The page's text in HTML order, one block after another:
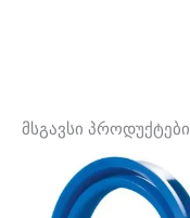
მსგავსი პროდუქტები